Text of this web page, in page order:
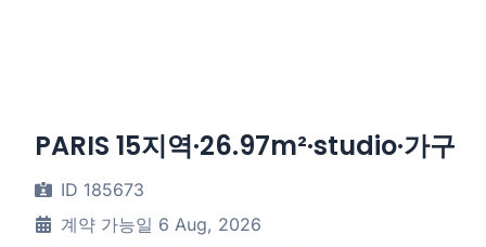
PARIS 15지역·26.97m²·studio·가구
ID 185673
계약 가능일 6 Aug, 2026